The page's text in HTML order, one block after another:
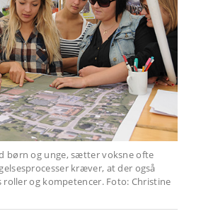
børn og unge, sætter voksne ofte
kræver, at der også
og kompetencer. Foto: Christine